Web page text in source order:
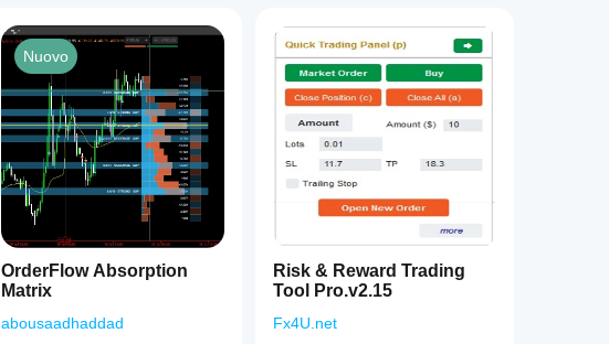
Nuovo
OrderFlow Absorption
Matrix
abousaadhaddad
Risk & Reward Trading
Tool Pro.v2.15
Fx4U.net